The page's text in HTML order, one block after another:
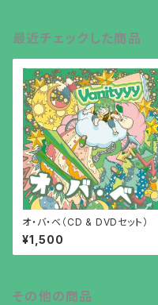
最近チェックした商品
オ・バ・ベ（CD & DVDセット）
¥1,500
その他の商品